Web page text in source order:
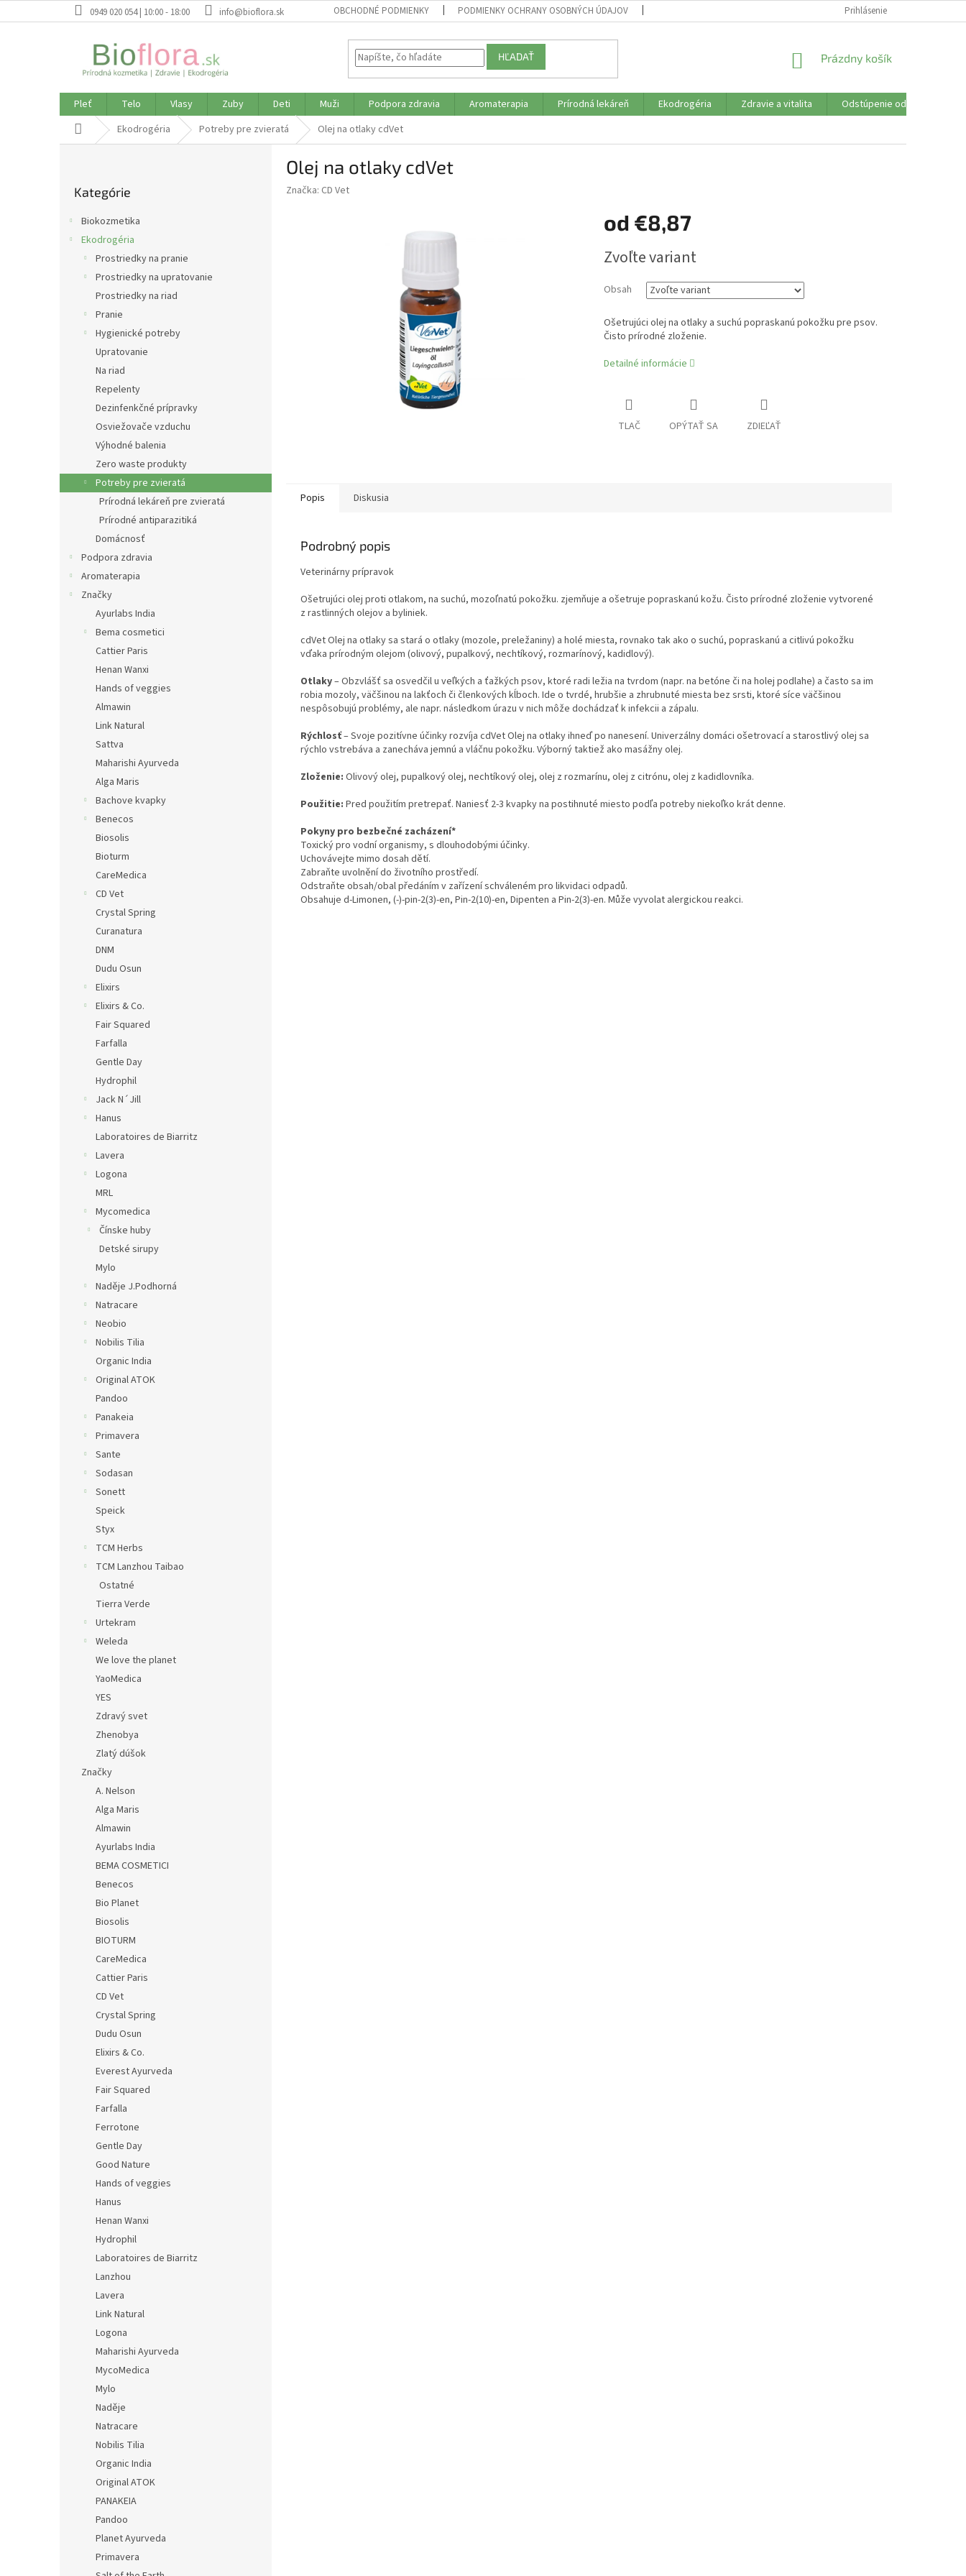
na
0949 020 054 | 10:00 - 18:00 info@bioflora.sk OBCHODNÉ PODMIENKY PODMIENKY OCHRANY OSOBNÝCH ÚDAJOV DOPRAVA PLATBA
Prihlásenie
HĽADAŤ
NÁKUPNÝ
Prázdny košík
Pleť Telo Vlasy Zuby Deti Muži Podpora zdravia Aromaterapia Prírodná lekáreň Ekodrogéria Zdravie a vitalita
Odstúpenie od zmluvy
DomovEkodrogéria Potreby pre zvieratá Olej na otlaky cdVet
kategórie
Kategórie
Biokozmetika
Ekodrogéria
Prostriedky na pranie
Prostriedky na upratovanie
Prostriedky na riad
Pranie
Hygienické potreby
Upratovanie
Na riad
Repelenty
Dezinfenkčné prípravky
Osviežovače vzduchu
Výhodné balenia
Zero waste produkty
Potreby pre zvieratá
Prírodná lekáreň pre zvieratá
Prírodné antiparazitiká
Domácnosť
Podpora zdravia
Aromaterapia
Značky
Ayurlabs India
Bema cosmetici
Cattier Paris
Henan Wanxi
Hands of veggies
Almawin
Link Natural
Sattva
Maharishi Ayurveda
Alga Maris
Bachove kvapky
Benecos
Biosolis
Bioturm
CareMedica
CD Vet
Crystal Spring
Curanatura
DNM
Dudu Osun
Elixirs
Elixirs & Co.
Fair Squared
Farfalla
Gentle Day
Hydrophil
Jack N´Jill
Hanus
Laboratoires de Biarritz
Lavera
Logona
MRL
Mycomedica
Čínske huby
Detské sirupy
Mylo
Naděje J.Podhorná
Natracare
Neobio
Nobilis Tilia
Organic India
Original ATOK
Pandoo
Panakeia
Primavera
Sante
Sodasan
Sonett
Speick
Styx
TCM Herbs
TCM Lanzhou Taibao
Ostatné
Tierra Verde
Urtekram
Weleda
We love the planet
YaoMedica
YES
Zdravý svet
Zhenobya
Zlatý dúšok
Značky
A. Nelson
Alga Maris
Almawin
Ayurlabs India
BEMA COSMETICI
Benecos
Bio Planet
Biosolis
BIOTURM
CareMedica
Cattier Paris
CD Vet
Crystal Spring
Dudu Osun
Elixirs & Co.
Everest Ayurveda
Fair Squared
Farfalla
Ferrotone
Gentle Day
Good Nature
Hands of veggies
Hanus
Henan Wanxi
Hydrophil
Laboratoires de Biarritz
Lanzhou
Lavera
Link Natural
Logona
Maharishi Ayurveda
MycoMedica
Mylo
Naděje
Natracare
Nobilis Tilia
Organic India
Original ATOK
PANAKEIA
Pandoo
Planet Ayurveda
Primavera
Olej na otlaky cdVet
Značka: CD Vet
od €8,87
cena:
Zvoľte variant
Obsah
Ošetrujúci olej na otlaky a suchú popraskanú pokožku pre psov.
Čisto prírodné zloženie.
Detailné informácie
TLAČ OPÝTAŤ SA ZDIEĽAŤ
Popis Diskusia
Podrobný popis
Veterinárny prípravok
Ošetrujúci olej proti otlakom, na suchú, mozoľnatú pokožku. zjemňuje a ošetruje popraskanú kožu. Čisto prírodné zloženie vytvorené
z rastlinných olejov a byliniek.
cdVet Olej na otlaky sa stará o otlaky (mozole, preležaniny) a holé miesta, rovnako tak ako o suchú, popraskanú a citlivú pokožku
vďaka prírodným olejom (olivový, pupalkový, nechtíkový, rozmarínový, kadidlový).
Otlaky– Obzvlášť sa osvedčil u veľkých a ťažkých psov, ktoré radi ležia na tvrdom (napr. na betóne či na holej podlahe) a často sa im
robia mozoly, väčšinou na lakťoch či členkových kĺboch. Ide o tvrdé, hrubšie a zhrubnuté miesta bez srsti, ktoré síce väčšinou
nespôsobujú problémy, ale napr. následkom úrazu v nich môže dochádzať k infekcii a zápalu.
Rýchlosť– Svoje pozitívne účinky rozvíja cdVet Olej na otlaky ihneď po nanesení. Univerzálny domáci ošetrovací a starostlivý olej sa
rýchlo vstrebáva a zanecháva jemnú a vláčnu pokožku. Výborný taktiež ako masážny olej.
Zloženie: Olivový olej, pupalkový olej, nechtíkový olej, olej z rozmarínu, olej z citrónu, olej z kadidlovníka.
Použitie: Pred použitím pretrepať. Naniesť 2-3 kvapky na postihnuté miesto podľa potreby niekoľko krát denne.
Pokyny pro bezbečné zacházení*
Toxický pro vodní organismy, s dlouhodobými účinky.
Uchovávejte mimo dosah dětí.
Zabraňte uvolnění do životního prostředí.
Odstraňte obsah/obal předáním v zařízení schváleném pro likvidaci odpadů.
Obsahuje d-Limonen, (-)-pin-2(3)-en, Pin-2(10)-en, Dipenten a Pin-2(3)-en. Může vyvolat alergickou reakci.